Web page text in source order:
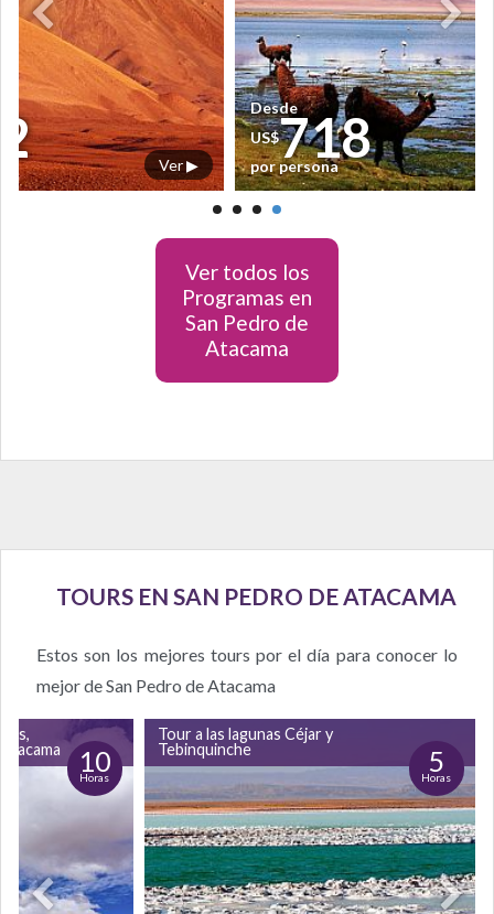
Ver ▶
Desde
US$718
por persona
Ver todos los
Programas en
San Pedro de
Atacama
TOURS EN SAN PEDRO DE ATACAMA
Estos son los mejores tours por el día para conocer lo
mejor de San Pedro de Atacama
10
Horas
Tour a las lagunas Céjar y
Tebinquinche
5
Horas